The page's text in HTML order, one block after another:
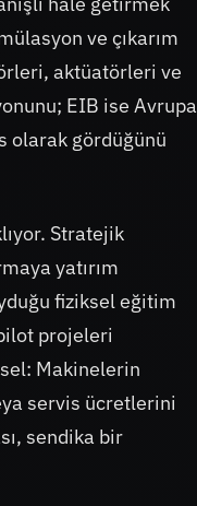
ve çıkarım
aktüatörleri ve
EIB ise Avrupa
olarak gördüğünü
Stratejik
yatırım
fiziksel eğitim
projeleri
Makinelerin
servis ücretlerini
sendika bir